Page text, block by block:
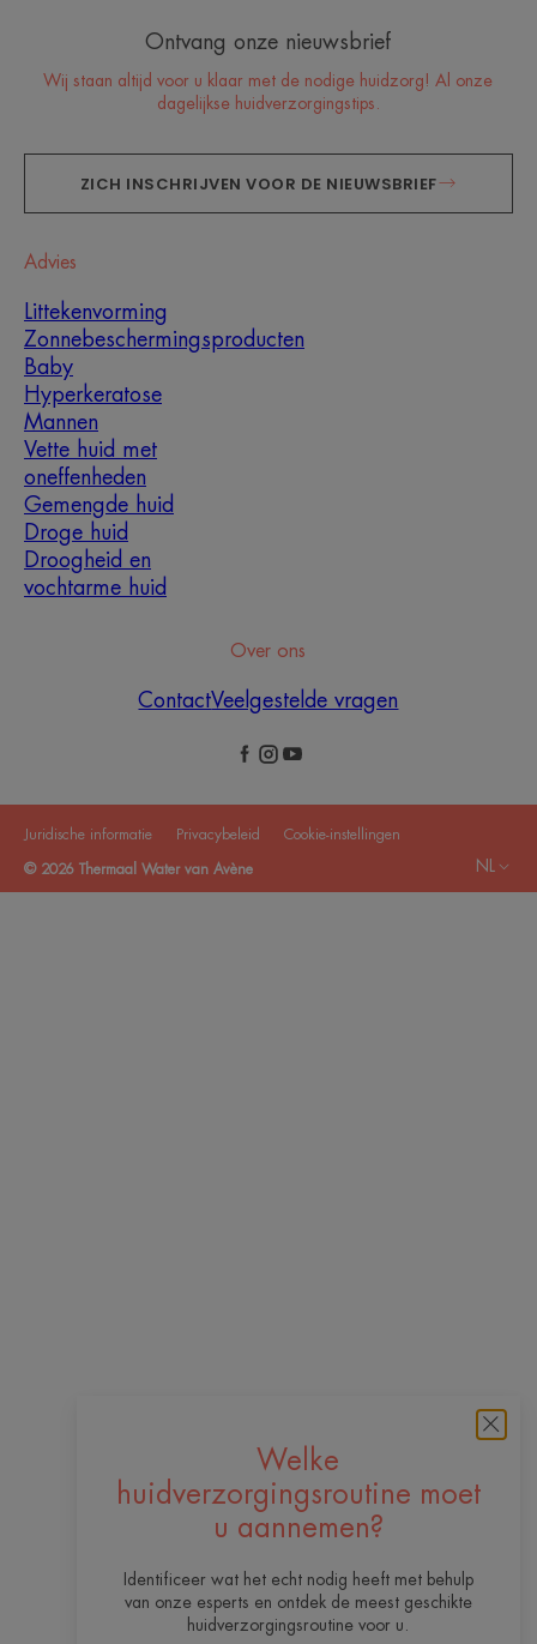
Welke
huidverzorgingsroutine moet
u aannemen?
Identificeer wat het echt nodig heeft met behulp
van onze esperts en ontdek de meest geschikte
huidverzorgingsroutine voor u.
Ontvang onze nieuwsbrief
Wij staan altijd voor u klaar met de nodige huidzorg! Al onze
dagelijkse huidverzorgingstips.
ZICH INSCHRIJVEN VOOR DE NIEUWSBRIEF
Advies
Littekenvorming
Zonnebeschermingsproducten
Baby
Hyperkeratose
Mannen
Vette huid met
oneffenheden
Gemengde huid
Droge huid
Droogheid en
vochtarme huid
Over ons
ContactVeelgestelde vragen
Juridische informatie Privacybeleid Cookie-instellingen
© 2026 Thermaal Water van Avène NL